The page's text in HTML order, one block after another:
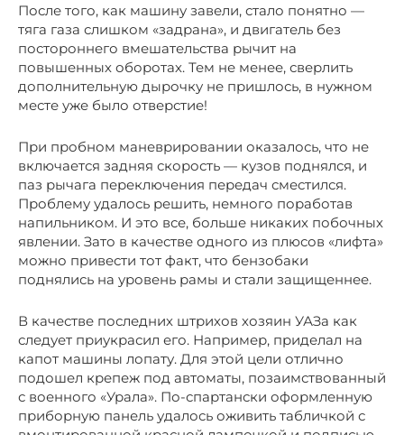
После того, как машину завели, стало понятно —
тяга газа слишком «задрана», и двигатель без
постороннего вмешательства рычит на
повышенных оборотах. Тем не менее, сверлить
дополнительную дырочку не пришлось, в нужном
месте уже было отверстие!
При пробном маневрировании оказалось, что не
включается задняя скорость — кузов поднялся, и
паз рычага переключения передач сместился.
Проблему удалось решить, немного поработав
напильником. И это все, больше никаких побочных
явлении. Зато в качестве одного из плюсов «лифта»
можно привести тот факт, что бензобаки
поднялись на уровень рамы и стали защищеннее.
В качестве последних штрихов хозяин УАЗа как
следует приукрасил его. Например, приделал на
капот машины лопату. Для этой цели отлично
подошел крепеж под автоматы, позаимствованный
с военного «Урала». По-спартански оформленную
приборную панель удалось оживить табличкой с